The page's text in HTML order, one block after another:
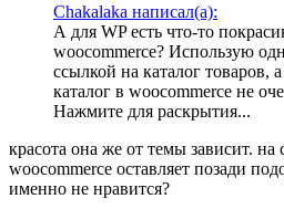
Chakalaka написал(а):
А для WP есть что-то
woocommerce? Использую
ссылкой на каталог товаров,
каталог в woocommerce не
Нажмите для раскрытия...
красота она же от темы зависит.
woocommerce оставляет позади
именно не нравится?